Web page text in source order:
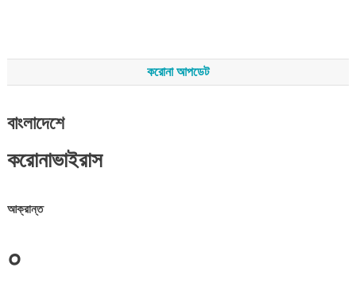
করোনা আপডেট
বাংলাদেশে
করোনাভাইরাস
আক্রান্ত
০